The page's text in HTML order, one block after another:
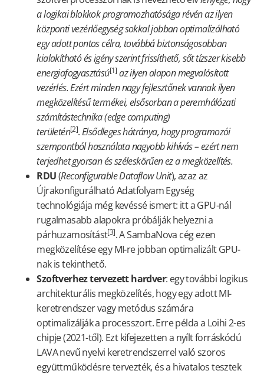
a logikai blokkok programozhatósága révén az ilyen
központi vezérlőegység sokkal jobban optimalizálható
egy adott pontos célra, továbbá biztonságosabban
kialakítható és igény szerint frissíthető, sőt tízszer kisebb
energiafogyasztású[1] az ilyen alapon megvalósított
vezérlés. Ezért minden nagy fejlesztőnek vannak ilyen
megközelítésű termékei, elsősorban a peremhálózati
számítástechnika (edge computing)
területén[2].Elsődleges hátránya, hogy programozói
szempontból használata nagyobb kihívás – ezért nem
terjedhet gyorsan és széleskörűen ez a megközelítés.
RDU(Reconfigurable Dataflow Unit), azaz az
Újrakonfigurálható Adatfolyam Egység
technológiája még kevéssé ismert: itt a GPU-nál
rugalmasabb alapokra próbálják helyezni a
párhuzamosítást[3]. A SambaNova cég ezen
megközelítése egy MI-re jobban optimalizált GPU-
nak is tekinthető.
Szoftverhez tervezett hardver: egy további logikus
architekturális megközelítés, hogy egy adott MI-
keretrendszer vagy metódus számára
optimalizálják a processzort. Erre példa a Loihi 2-es
chipje (2021-től). Ezt kifejezetten a nyílt forráskódú
LAVA nevű nyelvi keretrendszerrel való szoros
együttműködésre tervezték, és a hivatalos tesztek